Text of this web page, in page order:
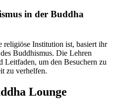
in der Buddha
Institution ist, basiert ihr
Buddhismus. Die Lehren
Leitfaden, um den Besuchern zu
zu verhelfen.
Lounge